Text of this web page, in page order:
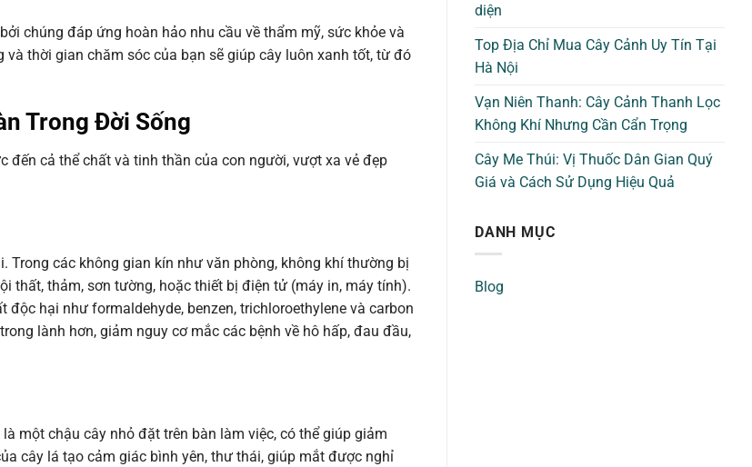
chúng đáp ứng hoàn hảo nhu cầu về thẩm mỹ, sức khỏe và
thời gian chăm sóc của bạn sẽ giúp cây luôn xanh tốt, từ đó
Trong Đời Sống
đến cả thể chất và tinh thần của con người, vượt xa vẻ đẹp
các không gian kín như văn phòng, không khí thường bị
thất, thảm, sơn tường, hoặc thiết bị điện tử (máy in, máy tính).
hại như formaldehyde, benzen, trichloroethylene và carbon
lành hơn, giảm nguy cơ mắc các bệnh về hô hấp, đau đầu,
một chậu cây nhỏ đặt trên bàn làm việc, có thể giúp giảm
cây lá tạo cảm giác bình yên, thư thái, giúp mắt được nghỉ
diện
Top Địa Chỉ Mua Cây Cảnh Uy Tín Tại
Hà Nội
Vạn Niên Thanh: Cây Cảnh Thanh Lọc
Không Khí Nhưng Cần Cẩn Trọng
Cây Me Thúi: Vị Thuốc Dân Gian Quý
Giá và Cách Sử Dụng Hiệu Quả
DANH MỤC
Blog